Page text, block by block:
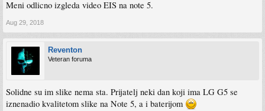
Meni odlicno izgleda video EIS na note 5.
Aug 29, 2018
Reventon
Veteran foruma
Solidne su im slike nema sta. Prijatelj neki dan koji ima LG G5 se
iznenadio kvalitetom slike na Note 5, a i baterijom